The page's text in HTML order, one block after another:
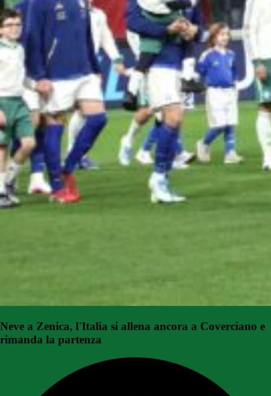
Neve a Zenica, l'Italia si allena ancora a Coverciano e
rimanda la partenza